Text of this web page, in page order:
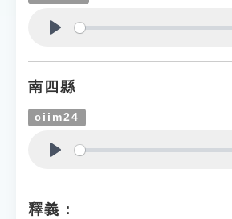
南四縣
ciim24
釋義：